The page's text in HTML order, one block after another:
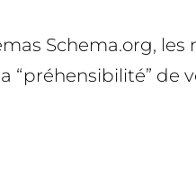
Schema.org, les
“préhensibilité” de